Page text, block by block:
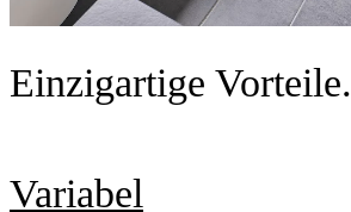
Einzigartige Vorteile.
Variabel